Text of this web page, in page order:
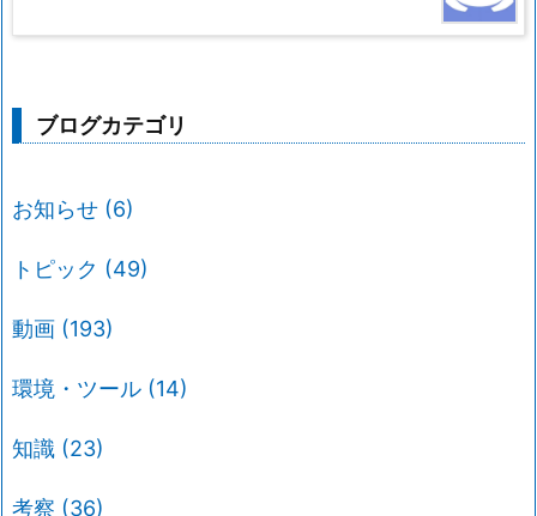
ブログカテゴリ
お知らせ (6)
トピック (49)
動画 (193)
環境・ツール (14)
知識 (23)
考察 (36)